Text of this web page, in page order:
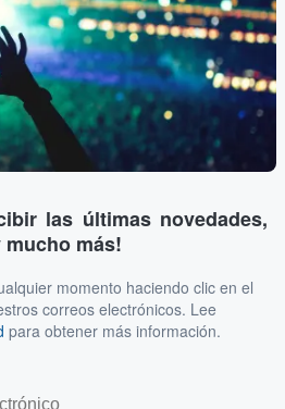
las últimas novedades,
más!
momento haciendo clic en el
correos electrónicos. Lee
para obtener más información.